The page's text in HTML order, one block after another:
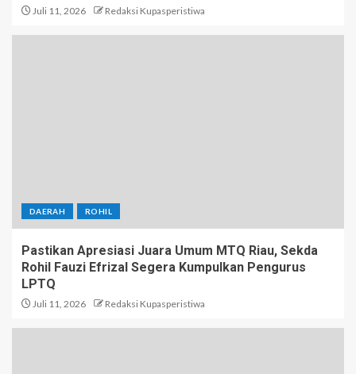
Juli 11, 2026 Redaksi Kupasperistiwa
DAERAH ROHIL
Pastikan Apresiasi Juara Umum MTQ Riau, Sekda
Rohil Fauzi Efrizal Segera Kumpulkan Pengurus
LPTQ
Juli 11, 2026 Redaksi Kupasperistiwa